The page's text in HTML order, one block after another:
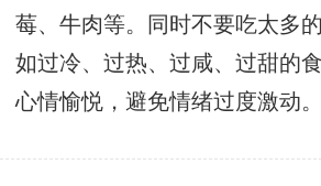
莓、牛肉等。同时不要吃太多
如过冷、过热、过咸、过甜的
心情愉悦，避免情绪过度激动。